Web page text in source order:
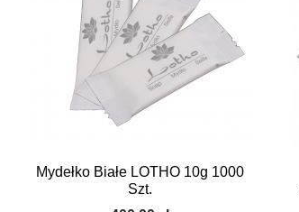
Mydełko Białe LOTHO 10g 1000
Szt.
 Szybki podgląd